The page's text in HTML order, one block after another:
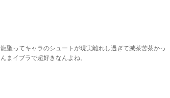
聖ってキャラのシュートが現実離れし過ぎて滅茶苦茶かっ
まイブラで超好きなんよね。